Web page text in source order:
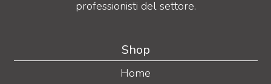
professionisti del settore.
Shop
Home